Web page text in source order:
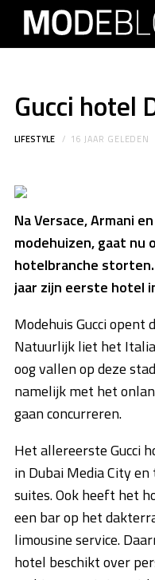
Gucci hotel
LIFESTYLE 16 JAAR GELEDEN
Na Versace, Armani
modehuizen, gaat nu
hotelbranche
jaar zijn eerste hotel
Modehuis Gucci opent
Natuurlijk liet het
oog vallen op deze
namelijk met het
gaan concurreren.
Het allereerste Gucci
in Dubai Media City
suites. Ook heeft het
een bar op het
limousine service.
hotel beschikt over